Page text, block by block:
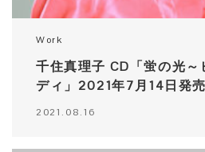
Work
千住真理子 CD「蛍の光～
ディ」2021年7月14日発
2021.08.16